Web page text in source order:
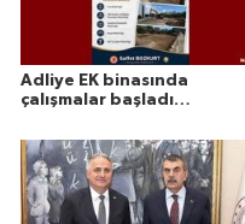
Adliye EK binasında
çalışmalar başladı…